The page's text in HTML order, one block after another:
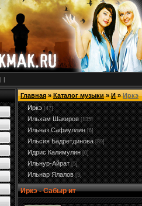
| |
Главная»Каталог музыки»И» Иркэ
Иркэ [47]
Ильхам Шакиров [135]
Ильназ Сафиуллин [6]
Ильсия Бадретдинова [89]
Идрис Калимулин [0]
Ильнур-Айрат [5]
Ильнар Ялалов [3]
Иркэ - Сабыр ит